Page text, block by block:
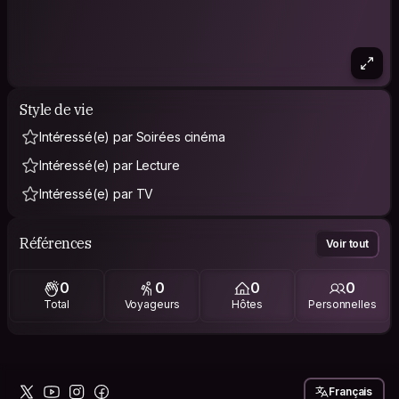
Style de vie
Intéressé(e) par Soirées cinéma
Intéressé(e) par Lecture
Intéressé(e) par TV
Références Voir tout
0
Total
0
Voyageurs
0
Hôtes
0
Personnelles
Français